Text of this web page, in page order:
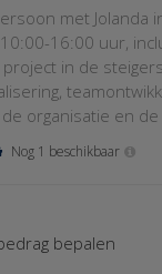
met Jolanda
16:00 uur,
in de
organisatie en de
Nog 1 beschikbaar
bepalen